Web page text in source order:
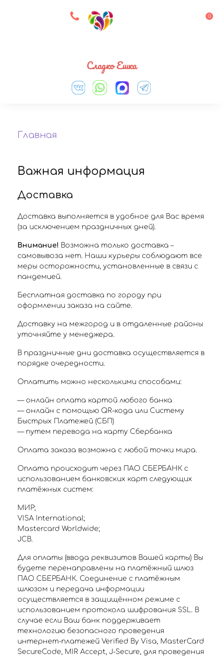
8 927 083 33 05 0
Сладко Ешка
Главная
Важная информация
Доставка
Доставка выполняется в удобное для Вас время
(за исключением праздничных дней).
Внимание! Возможна только доставка –
самовывоза нет. Наши курьеры соблюдают все
меры осторожности, установленные в связи с
пандемией.
Бесплатная доставка по городу при
оформлении заказа на сайте.
Доставку на межгород и в отдаленные районы
уточняйте у менеджера.
В праздничные дни доставка осуществляется в
порядке очередности.
Оплатить можно несколькими способами:
— онлайн оплата картой любого банка
— онлайн с помощью QR-кода или Систему
Быстрых Платежей (СБП)
— путем перевода на карту Сбербанка
Оплата заказа возможна с любой точки мира.
Оплата происходит через ПАО СБЕРБАНК с
использованием банковских карт следующих
платёжных систем:
МИР;
VISA International;
Mastercard Worldwide;
JCB.
Для оплаты (ввода реквизитов Вашей карты) Вы
будете перенаправлены на платёжный шлюз
ПАО СБЕРБАНК. Соединение с платёжным
шлюзом и передача информации
осуществляется в защищённом режиме с
использованием протокола шифрования SSL. В
случае если Ваш банк поддерживает
технологию безопасного проведения
интернет-платежей Verified By Visa, MasterCard
SecureCode, MIR Accept, J-Secure, для проведения